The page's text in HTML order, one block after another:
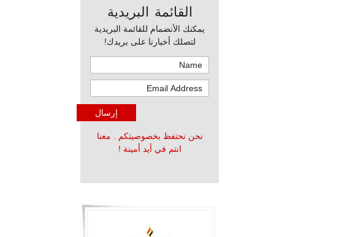
القائمة البريدية
يمكنك الأنضمام للقائمة البريدية
لتصلك أخبارنا على بريدك!
نحن نحتفظ بخصوصيتكم . معنا
انتم في أيد أمينة !